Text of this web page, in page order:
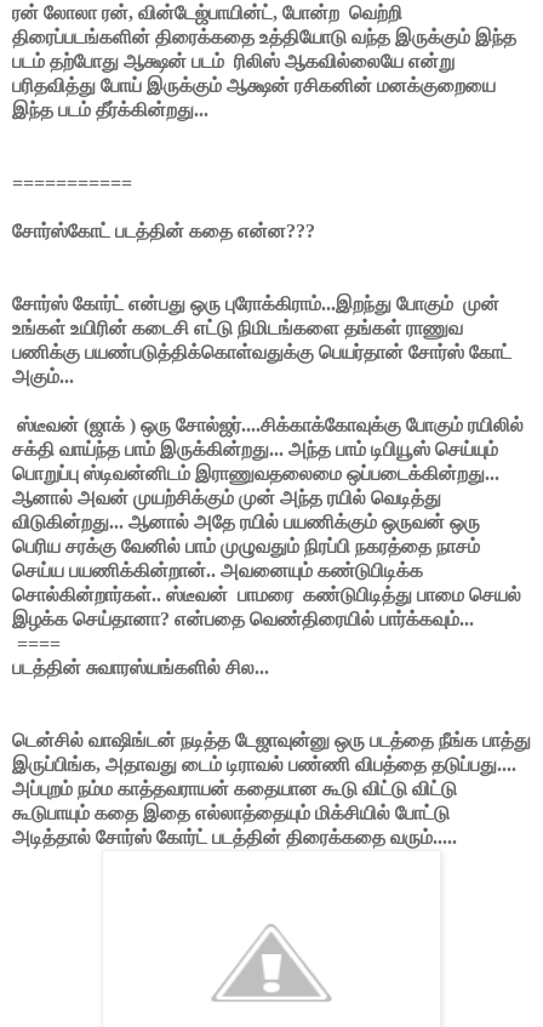
ரன் லோலா ரன், வின்டேஜ்பாயின்ட், போன்ற வெற்றி
திரைப்படங்களின் திரைக்கதை உத்தியோடு வந்த இருக்கும் இந்த
படம் தற்போது ஆக்ஷன் படம் ரிலிஸ் ஆகவில்லையே என்று
பரிதவித்து போய் இருக்கும் ஆக்ஷன் ரசிகனின் மனக்குறையை
இந்த படம் தீர்க்கின்றது...
===========
சோர்ஸ்கோட் படத்தின் கதை என்ன???
சோர்ஸ் கோர்ட் என்பது ஒரு புரோக்கிராம்...இறந்து போகும் முன்
உங்கள் உயிரின் கடைசி எட்டு நிமிடங்களை தங்கள் ராணுவ
பணிக்கு பயண்படுத்திக்கொள்வதுக்கு பெயர்தான் சோர்ஸ் கோட்
அகும்...
ஸ்டீவன் (ஜாக் ) ஒரு சோல்ஜர்....சிக்காக்கோவுக்கு போகும் ரயிலில்
சக்தி வாய்ந்த பாம் இருக்கின்றது... அந்த பாம் டிபியூஸ் செய்யும்
பொறுப்பு ஸ்டிவன்னிடம் இராணுவதலைமை ஒப்படைக்கின்றது...
ஆனால் அவன் முயற்சிக்கும் முன் அந்த ரயில் வெடித்து
விடுகின்றது... ஆனால் அதே ரயில் பயணிக்கும் ஒருவன் ஒரு
பெரிய சரக்கு வேனில் பாம் முழுவதும் நிரப்பி நகரத்தை நாசம்
செய்ய பயணிக்கின்றான்.. அவனையும் கண்டுபிடிக்க
சொல்கின்றார்கள்.. ஸ்டீவன் பாமரை கண்டுபிடித்து பாமை செயல்
இழக்க செய்தானா? என்பதை வெண்திரையில் பார்க்கவும்...
====
படத்தின் சுவாரஸ்யங்களில் சில...
டென்சில் வாஷிங்டன் நடித்த டேஜாவுன்னு ஒரு படத்தை நீங்க பாத்து
இருப்பிங்க, அதாவது டைம் டிராவல் பண்ணி விபத்தை தடுப்பது....
அப்புறம் நம்ம காத்தவராயன் கதையான கூடு விட்டு விட்டு
கூடுபாயும் கதை இதை எல்லாத்தையும் மிக்சியில் போட்டு
அடித்தால் சோர்ஸ் கோர்ட் படத்தின் திரைக்கதை வரும்.....